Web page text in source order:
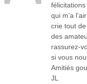
qui m’a
crie tout
des
rassurez-
si vous
Amitiés
JL